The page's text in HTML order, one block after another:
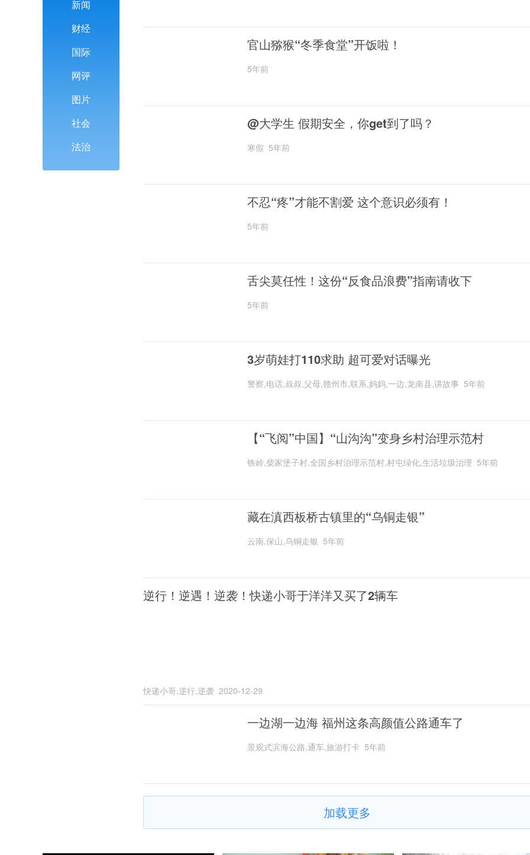
新闻
财经
国际
网评
图片
社会
法治
官山猕猴“冬季食堂”开饭啦！
5年前
@大学生 假期安全，你get到了吗？
寒假 5年前
不忍“疼”才能不割爱 这个意识必须有！
5年前
舌尖莫任性！这份“反食品浪费”指南请收下
5年前
3岁萌娃打110求助 超可爱对话曝光
警察,电话,叔叔,父母,赣州市,联系,妈妈,一边,龙南县,讲故事 5年前
【“飞阅”中国】“山沟沟”变身乡村治理示范村
铁岭,柴家堡子村,全国乡村治理示范村,村屯绿化,生活垃圾治理 5年前
藏在滇西板桥古镇里的“乌铜走银”
云南,保山,乌铜走银 5年前
逆行！逆遇！逆袭！快递小哥于洋洋又买了2辆车
快递小哥,逆行,逆袭 2020-12-29
一边湖一边海 福州这条高颜值公路通车了
景观式滨海公路,通车,旅游打卡 5年前
加载更多